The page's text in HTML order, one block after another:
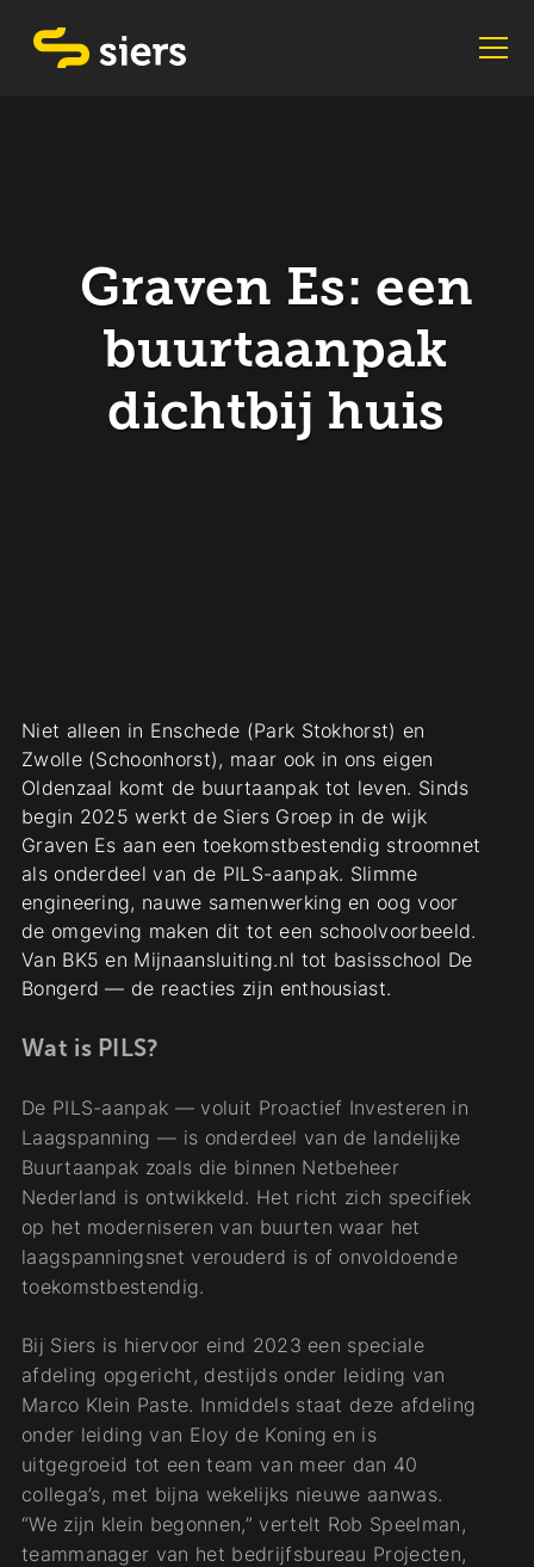
Graven Es: een
buurtaanpak
dichtbij huis
Niet alleen in Enschede (Park Stokhorst) en
Zwolle (Schoonhorst), maar ook in ons eigen
Oldenzaal komt de buurtaanpak tot leven. Sinds
begin 2025 werkt de Siers Groep in de wijk
Graven Es aan een toekomstbestendig stroomnet
als onderdeel van de PILS-aanpak. Slimme
engineering, nauwe samenwerking en oog voor
de omgeving maken dit tot een schoolvoorbeeld.
Van BK5 en Mijnaansluiting.nl tot basisschool De
Bongerd — de reacties zijn enthousiast.
Wat is PILS?
De PILS-aanpak — voluit Proactief Investeren in
Laagspanning — is onderdeel van de landelijke
Buurtaanpak zoals die binnen Netbeheer
Nederland is ontwikkeld. Het richt zich specifiek
op het moderniseren van buurten waar het
laagspanningsnet verouderd is of onvoldoende
toekomstbestendig.
Bij Siers is hiervoor eind 2023 een speciale
afdeling opgericht, destijds onder leiding van
Marco Klein Paste. Inmiddels staat deze afdeling
onder leiding van Eloy de Koning en is
uitgegroeid tot een team van meer dan 40
collega’s, met bijna wekelijks nieuwe aanwas.
“We zijn klein begonnen,” vertelt Rob Speelman,
teammanager van het bedrijfsbureau Projecten,